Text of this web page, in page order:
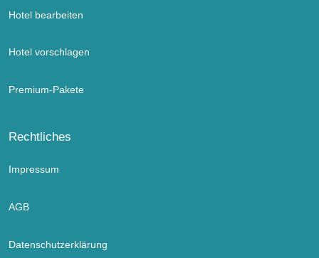
Hotel bearbeiten
Hotel vorschlagen
Premium-Pakete
Rechtliches
Impressum
AGB
Datenschutzerklärung